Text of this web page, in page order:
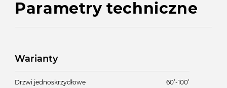
Parametry techniczne
Warianty
Drzwi jednoskrzydłowe 60’-100’